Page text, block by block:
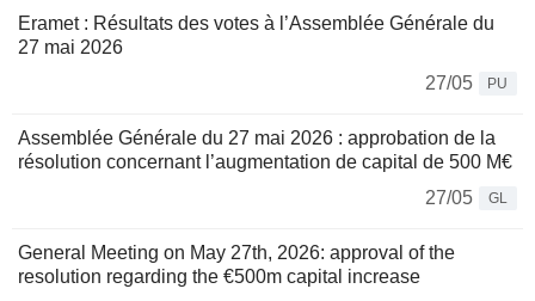
Eramet : Résultats des votes à l’Assemblée Générale du
27 mai 2026
27/05
PU
Assemblée Générale du 27 mai 2026 : approbation de la
résolution concernant l’augmentation de capital de 500 M€
27/05
GL
General Meeting on May 27th, 2026: approval of the
resolution regarding the €500m capital increase